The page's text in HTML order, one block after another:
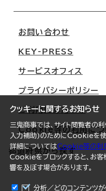
クッキーに関するお知らせ
三鬼商事では、サイト閲覧者の
入力補助)のためにCookieを使
詳細についてはCookie等の利
Cookieをブロックすると、お
響を及ぼす場合があります。
分析／どのコンテンツ
移転スケジュール
オフィス移転Q&A
大阪
名古屋
札幌
仙台
横浜
福岡
オフィスリポート
ログイン
お問い合わせ
KEY-PRESS
サービスオフィス
プライバシーポリシー
ご利用にあたって
Cookie等の利用につ
都道府県から探す